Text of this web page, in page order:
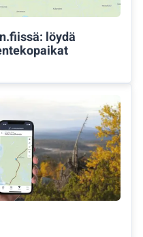
löydä